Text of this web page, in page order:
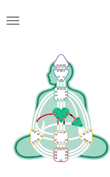
direct
hoofdinhoud